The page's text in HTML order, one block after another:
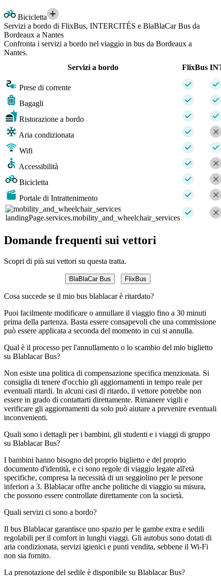
Bicicletta
Servizi a bordo di FlixBus, INTERCITÉS e BlaBlaCar Bus da
Bordeaux a Nantes
Confronta i servizi a bordo nel viaggio in bus da Bordeaux a
Nantes.
Servizi a bordo
FlixBus
Prese di corrente
Bagagli
Ristorazione a bordo
Aria condizionata
Wifi
Accessibilità
Bicicletta
Portale di Intrattenimento
landingPage.services.mobility_and_wheelchair_services
Domande frequenti sui vettori
Scopri di più sui vettori su questa tratta.
BlaBlaCar Bus FlixBus
Cosa succede se il mio bus blablacar è ritardato?
Puoi facilmente modificare o annullare il viaggio fino a 30 minuti
prima della partenza. Basta essere consapevoli che una commissione
può essere applicata a seconda del momento in cui si annulla.
Qual è il processo per l'annullamento o lo scambio del mio biglietto
su Blablacar Bus?
Non esiste una politica di compensazione specifica menzionata. Si
consiglia di tenere d'occhio gli aggiornamenti in tempo reale per
eventuali ritardi. In alcuni casi di ritardo, il vettore potrebbe non
essere in grado di contattarti direttamente. Rimanere vigili e
verificare gli aggiornamenti da solo può aiutare a prevenire eventuali
inconvenienti.
Quali sono i dettagli per i bambini, gli studenti e i viaggi di gruppo
su Blablacar Bus?
I bambini hanno bisogno del proprio biglietto e del proprio
documento d'identità, e ci sono regole di viaggio legate all'età
specifiche, compresa la necessità di un seggiolino per le persone
inferiori a 3. Blablacar offre anche politiche di viaggio su misura,
che possono essere controllate direttamente con la società.
Quali servizi ci sono a bordo?
Il bus Blablacar garantisce uno spazio per le gambe extra e sedili
regolabili per il comfort in lunghi viaggi. Gli autobus sono dotati di
aria condizionata, servizi igienici e punti vendita, sebbene il Wi-Fi
non sia fornito.
La prenotazione del sedile è disponibile su Blablacar Bus?